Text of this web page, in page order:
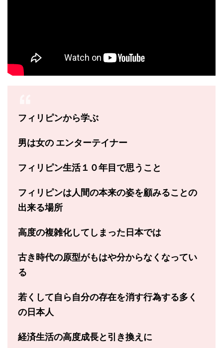
フィリピンから学ぶ
男は女の エンターテイナー
フィリピン生活１０年目で思うこと
フィリピンは人間の本来の姿を顧みることの
出来る場所
高度の複雑化してしまった日本では
古き時代の原型がもはや分からなくなってい
る
若くして自ら自分の存在を消す行為する多く
の日本人
経済生活の高度成長と引き換えに